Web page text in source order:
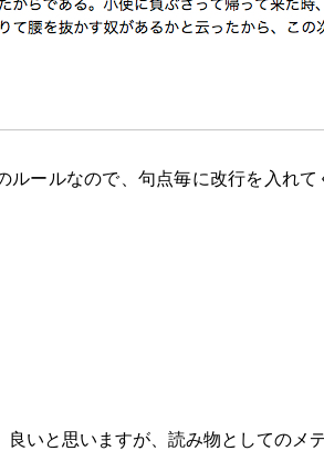
ルールなので、句点毎に改行を入れ
いと思いますが、読み物としてのメ